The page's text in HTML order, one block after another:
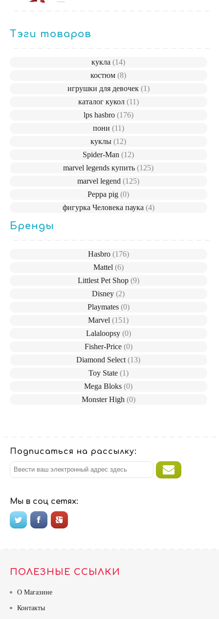
Тэги товаров
кукла(14)
костюм(8)
игрушки для девочек (1)
каталог кукол (11)
lps hasbro (176)
пони (11)
куклы(12)
Spider-Man(12)
marvel legends купить(125)
marvel legend(125)
Peppa pig(0)
фигурка Человека паука (4)
Бренды
Hasbro (176)
Mattel (6)
Littlest Pet Shop (9)
Disney(2)
Playmates (0)
Marvel(151)
Lalaloopsy (0)
Fisher-Price (0)
Diamond Select(13)
Toy State (1)
Mega Bloks(0)
Monster High (0)
Подписаться на рассылку:
Мы в соц сетях:
ПОЛЕЗНЫЕ ССЫЛКИ
О Магазине
Контакты